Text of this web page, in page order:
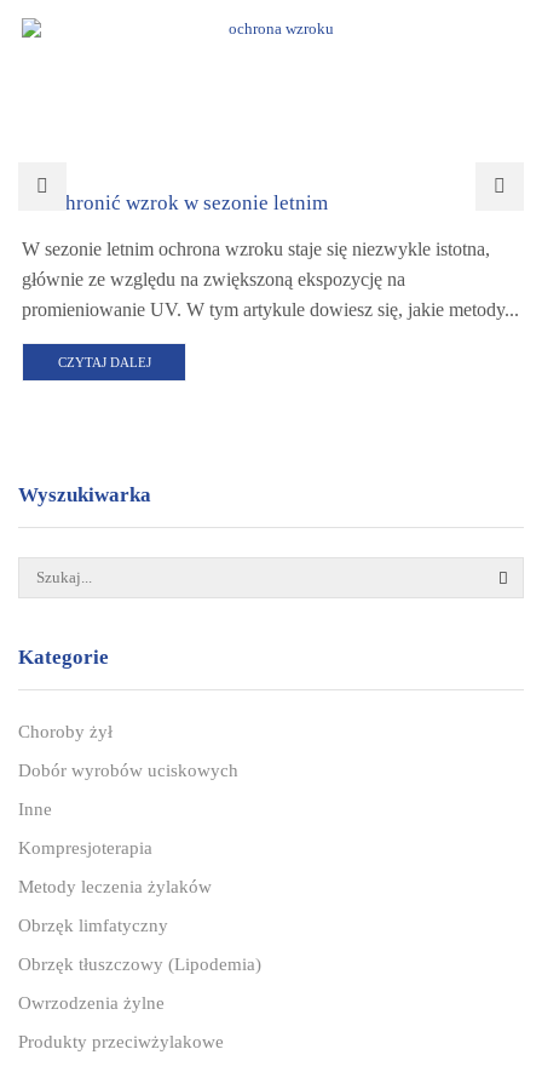
Jak chronić wzrok w sezonie letnim
W sezonie letnim ochrona wzroku staje się niezwykle istotna,
głównie ze względu na zwiększoną ekspozycję na
promieniowanie UV. W tym artykule dowiesz się, jakie metody...
CZYTAJ DALEJ
Wyszukiwarka
Kategorie
Choroby żył
Dobór wyrobów uciskowych
Inne
Kompresjoterapia
Metody leczenia żylaków
Obrzęk limfatyczny
Obrzęk tłuszczowy (Lipodemia)
Owrzodzenia żylne
Produkty przeciwżylakowe